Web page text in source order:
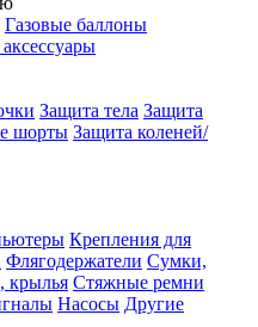
Газовые баллоны
Защита тела Защита
шорты Защита коленей/
Крепления для
Флягодержатели Сумки,
крылья Стяжные ремни
Насосы Другие